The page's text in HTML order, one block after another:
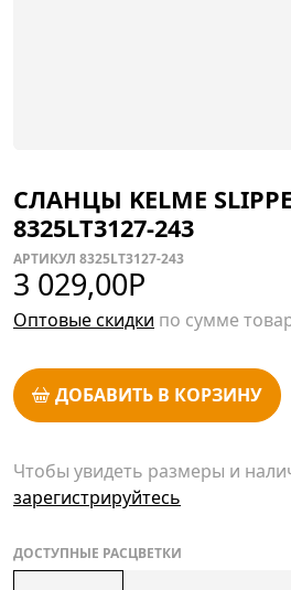
СЛАНЦЫ KELME
8325LT3127-243
АРТИКУЛ 8325LT3127-243
3 029,00Р
Оптовые скидки по сумме
ДОБАВИТЬ В КОРЗИНУ
Чтобы увидеть размеры и
зарегистрируйтесь
ДОСТУПНЫЕ РАСЦВЕТКИ